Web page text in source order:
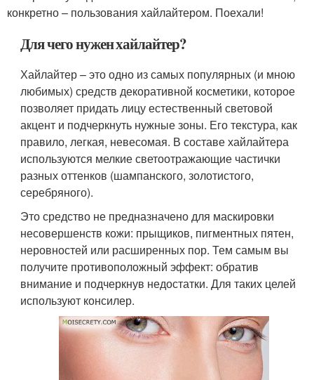
конкретно – пользования хайлайтером. Поехали!
Для чего нужен хайлайтер?
Хайлайтер – это одно из самых популярных (и мною
любимых) средств декоративной косметики, которое
позволяет придать лицу естественный световой
акцент и подчеркнуть нужные зоны. Его текстура, как
правило, легкая, невесомая. В составе хайлайтера
используются мелкие светоотражающие частички
разных оттенков (шампанского, золотистого,
серебряного).
Это средство не предназначено для маскировки
несовершенств кожи: прыщиков, пигментных пятен,
неровностей или расширенных пор. Тем самым вы
получите противоположный эффект: обратив
внимание и подчеркнув недостатки. Для таких целей
используют консилер.